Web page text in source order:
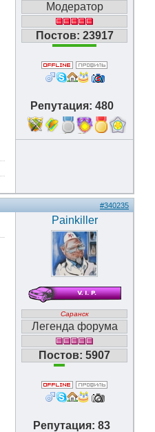
Модератор
Постов: 23917
Репутация: 480
18
#340235
Painkiller
Саранск
Легенда форума
Постов: 5907
Репутация: 83